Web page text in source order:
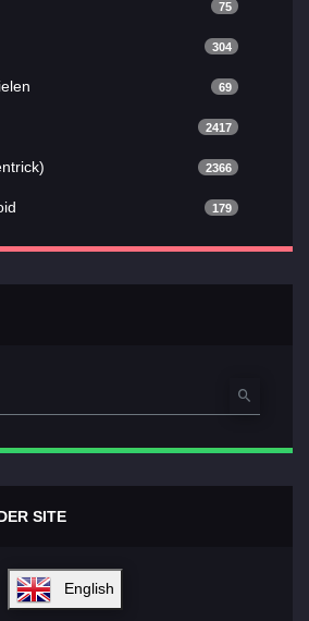
75
304
69
2417
2366
179
SITE
English